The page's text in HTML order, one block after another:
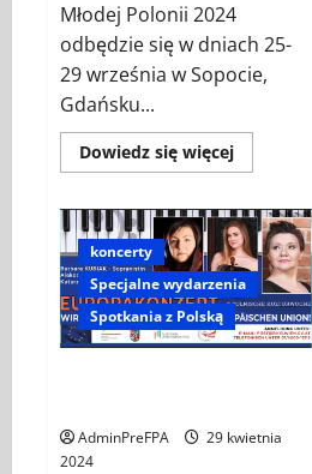
Młodej Polonii 2024
odbędzie się w dniach 25-
29 września w Sopocie,
Gdańsku...
Dowiedz się więcejDowiedz
się
I
FESTIWAL
KULTURY
i
SZTUKI
MŁODEJ
POLONII
2024
koncerty
Specjalne wydarzenia
Spotkania z Polską
AdminPreFPA
29 kwietnia
2024